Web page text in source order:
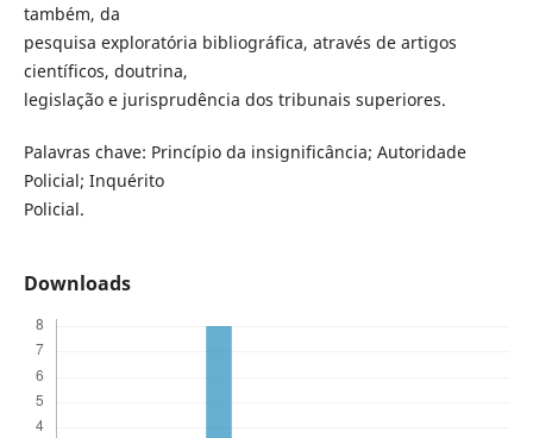
também, da
pesquisa exploratória bibliográfica, através de artigos
científicos, doutrina,
legislação e jurisprudência dos tribunais superiores.
Palavras chave: Princípio da insignificância; Autoridade
Policial; Inquérito
Policial.
Downloads